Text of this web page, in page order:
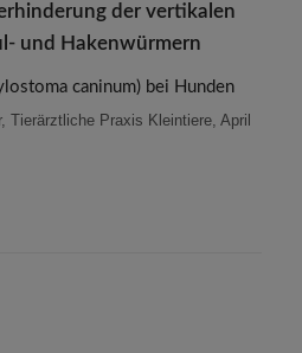
der vertikalen
und Hakenwürmern
caninum) bei Hunden
Tierärztliche Praxis Kleintiere, April